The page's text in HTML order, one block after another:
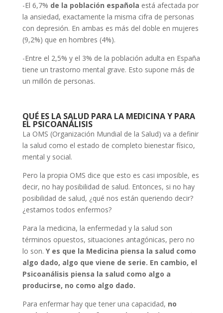
-El 6,7% de la población española está afectada por
la ansiedad, exactamente la misma cifra de personas
con depresión. En ambas es más del doble en mujeres
(9,2%) que en hombres (4%).
-Entre el 2,5% y el 3% de la población adulta en España
tiene un trastorno mental grave. Esto supone más de
un millón de personas.
QUÉ ES LA SALUD PARA LA MEDICINA Y PARA
EL PSICOANÁLISIS
La OMS (Organización Mundial de la Salud) va a definir
la salud como el estado de completo bienestar físico,
mental y social.
Pero la propia OMS dice que esto es casi imposible, es
decir, no hay posibilidad de salud. Entonces, si no hay
posibilidad de salud, ¿qué nos están queriendo decir?
¿estamos todos enfermos?
Para la medicina, la enfermedad y la salud son
términos opuestos, situaciones antagónicas, pero no
lo son. Y es que la Medicina piensa la salud como
algo dado, algo que viene de serie. En cambio, el
Psicoanálisis piensa la salud como algo a
producirse, no como algo dado.
Para enfermar hay que tener una capacidad, no